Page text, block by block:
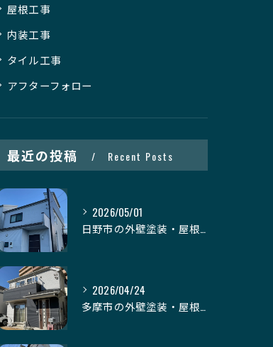
屋根工事
内装工事
タイル工事
アフターフォロー
最近の投稿 Recent Posts
2026/05/01
日野市の外壁塗装・屋根塗装｜株式会社日建装社
2026/04/24
多摩市の外壁塗装・屋根塗装｜株式会社日建装社